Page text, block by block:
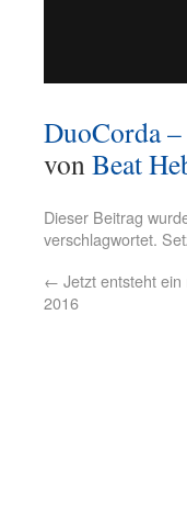
DuoCorda
vonBeat
Dieser Beitrag
verschlagwortet.
← Jetzt entsteht
2016